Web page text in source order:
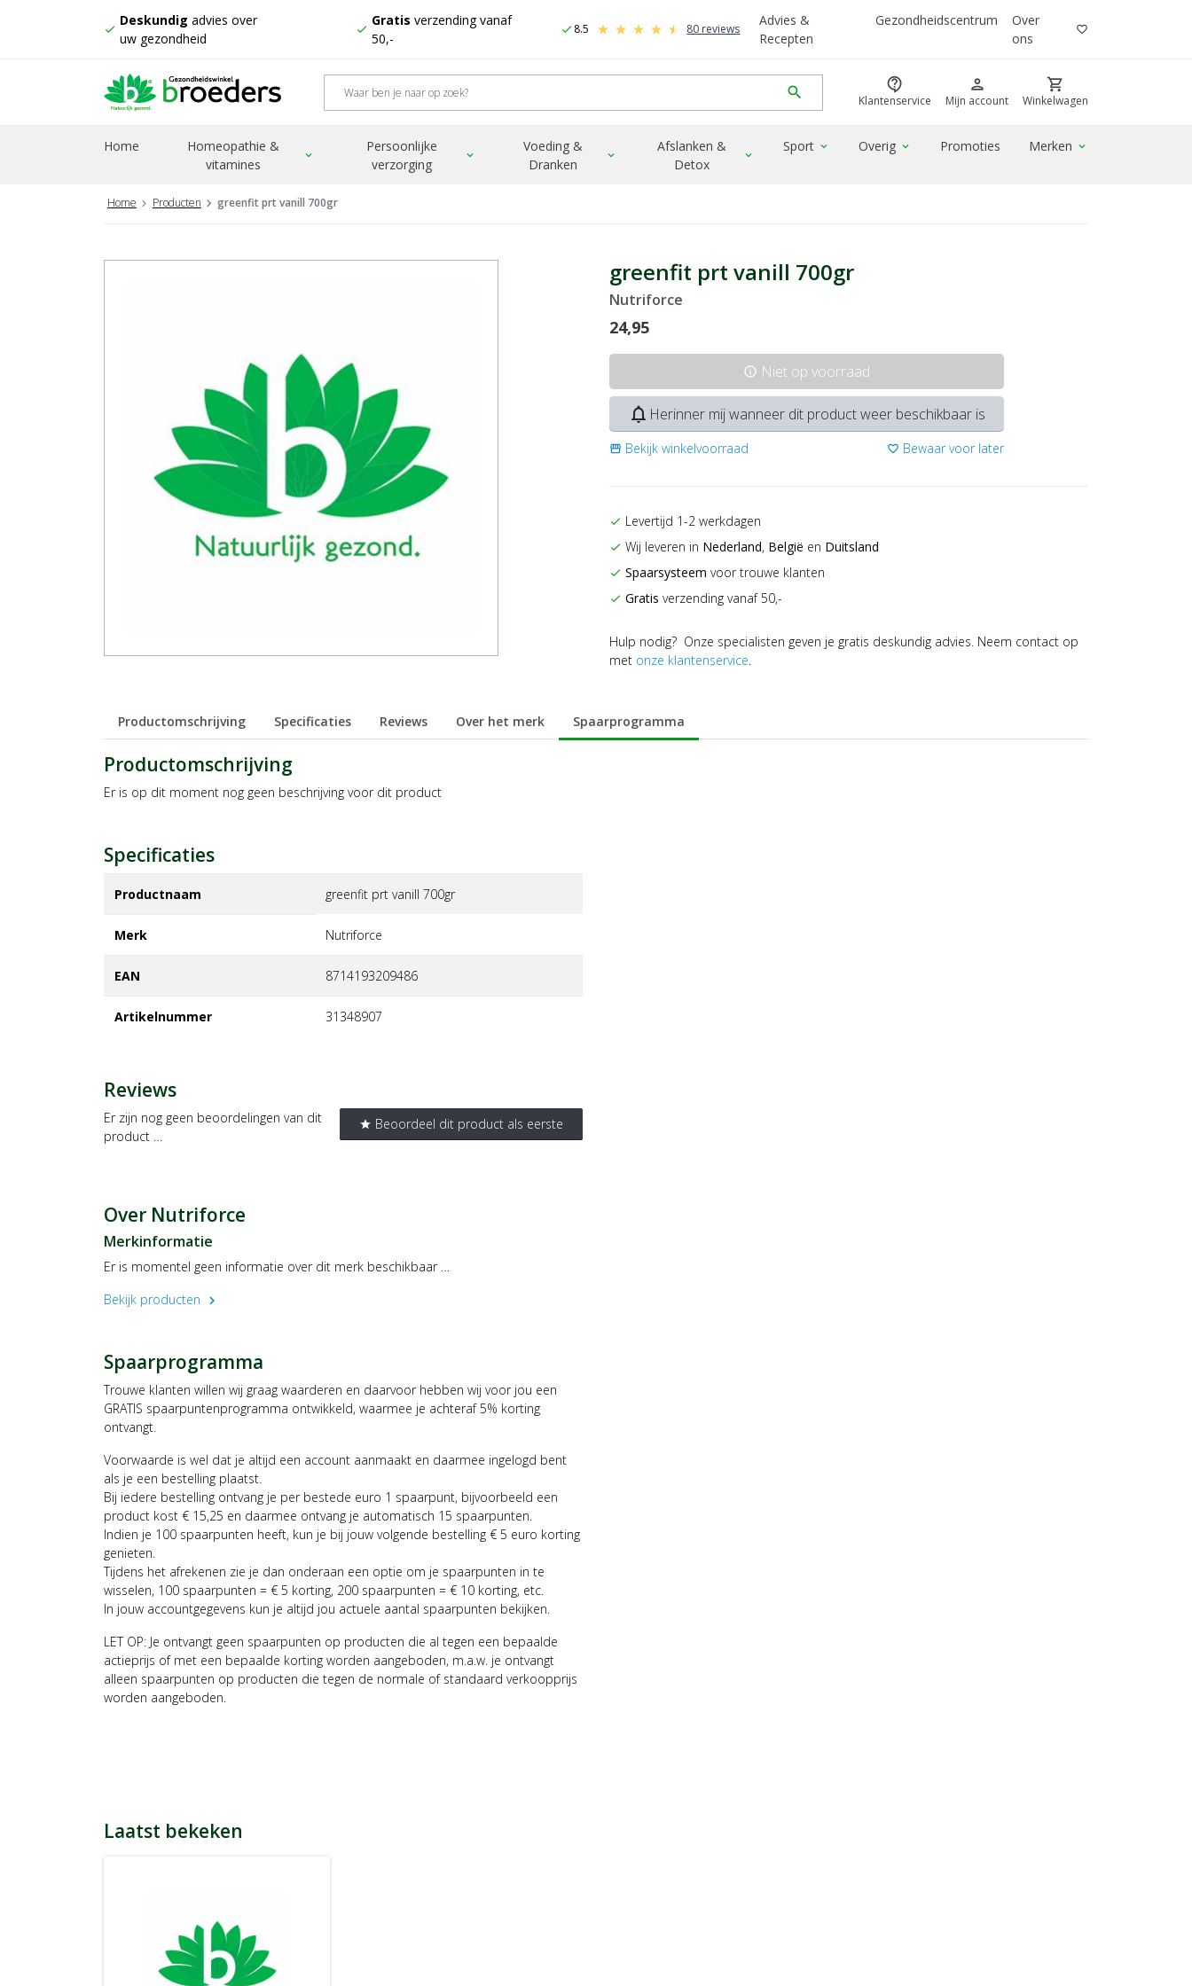
check
Deskundig advies over
uw gezondheid
check
Gratis verzending vanaf
50,-
check 8.5 80 reviews
Advies &
Recepten
Gezondheidscentrum
Over
ons
favorite_border
search contact_support
Klantenservice
person
Mijn account
shopping_cart
Winkelwagen
Home
Homeopathie &
vitamines
expand_more
Persoonlijke
verzorging
expand_more
Voeding &
Dranken
expand_more
Afslanken &
Detox
expand_more
Sport expand_more Overig expand_more Promoties Merken expand_more
Home Producten greenfit prt vanill 700gr
greenfit prt vanill 700gr
Nutriforce
24,95
info Niet op voorraad
notifications_none Herinner mij wanneer dit product weer beschikbaar is
storefront Bekijk winkelvoorraad favorite_border Bewaar voor later
check Levertijd 1-2 werkdagen
check Wij leveren in Nederland, België en Duitsland
check Spaarsysteem voor trouwe klanten
check Gratis verzending vanaf 50,-
Hulp nodig? Onze specialisten geven je gratis deskundig advies. Neem contact op
met onze klantenservice.
Productomschrijving Specificaties Reviews Over het merk Spaarprogramma
Productomschrijving
Er is op dit moment nog geen beschrijving voor dit product
Specificaties
Productnaam greenfit prt vanill 700gr
Merk nutriforce
EAN 8714193209486
Artikelnummer 31348907
Reviews
star Beoordeel dit product als eerste
Er zijn nog geen beoordelingen van dit
product …
Over Nutriforce
Merkinformatie
Er is momentel geen informatie over dit merk beschikbaar …
Bekijk producten
chevron_right
Spaarprogramma
Trouwe klanten willen wij graag waarderen en daarvoor hebben wij voor jou een
GRATIS spaarpuntenprogramma ontwikkeld, waarmee je achteraf 5% korting
ontvangt.
Voorwaarde is wel dat je altijd een account aanmaakt en daarmee ingelogd bent
als je een bestelling plaatst.
Bij iedere bestelling ontvang je per bestede euro 1 spaarpunt, bijvoorbeeld een
product kost € 15,25 en daarmee ontvang je automatisch 15 spaarpunten.
Indien je 100 spaarpunten heeft, kun je bij jouw volgende bestelling € 5 euro korting
genieten.
Tijdens het afrekenen zie je dan onderaan een optie om je spaarpunten in te
wisselen, 100 spaarpunten = € 5 korting, 200 spaarpunten = € 10 korting, etc.
In jouw accountgegevens kun je altijd jou actuele aantal spaarpunten bekijken.
LET OP: Je ontvangt geen spaarpunten op producten die al tegen een bepaalde
actieprijs of met een bepaalde korting worden aangeboden, m.a.w. je ontvangt
alleen spaarpunten op producten die tegen de normale of standaard verkoopprijs
worden aangeboden.
Laatst bekeken